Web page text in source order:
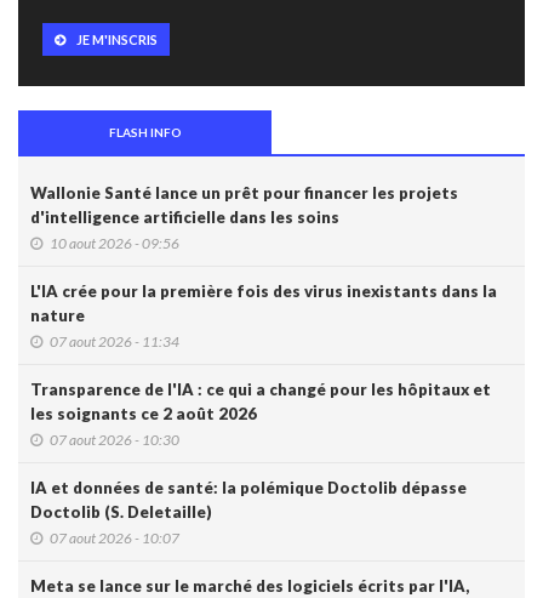
JE M'INSCRIS
FLASH INFO
Wallonie Santé lance un prêt pour financer les projets
d'intelligence artificielle dans les soins
10 aout 2026 - 09:56
L'IA crée pour la première fois des virus inexistants dans la
nature
07 aout 2026 - 11:34
Transparence de l'IA : ce qui a changé pour les hôpitaux et
les soignants ce 2 août 2026
07 aout 2026 - 10:30
IA et données de santé: la polémique Doctolib dépasse
Doctolib (S. Deletaille)
07 aout 2026 - 10:07
Meta se lance sur le marché des logiciels écrits par l'IA,